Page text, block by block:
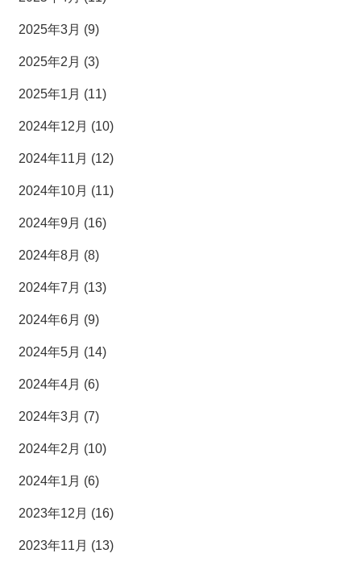
2025年3月 (9)
2025年2月 (3)
2025年1月 (11)
2024年12月 (10)
2024年11月 (12)
2024年10月 (11)
2024年9月 (16)
2024年8月 (8)
2024年7月 (13)
2024年6月 (9)
2024年5月 (14)
2024年4月 (6)
2024年3月 (7)
2024年2月 (10)
2024年1月 (6)
2023年12月 (16)
2023年11月 (13)